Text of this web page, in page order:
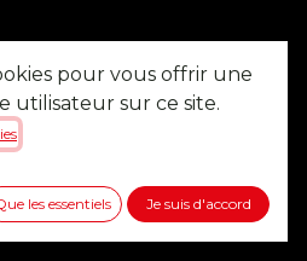
pour vous offrir une
utilisateur sur ce site.
les essentiels Je suis d'accord